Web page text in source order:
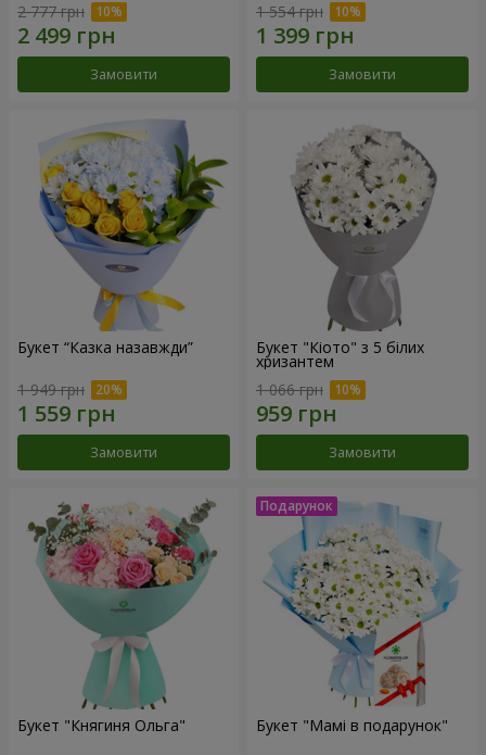
2 777 грн
Замовити
1 554 грн
Замовити
Букет “Казка назавжди”
1 949 грн
Замовити
Букет "Кіото" з 5 білих
хризантем
1 066 грн
Замовити
Букет "Княгиня Ольга" Букет "Мамі в подарунок"